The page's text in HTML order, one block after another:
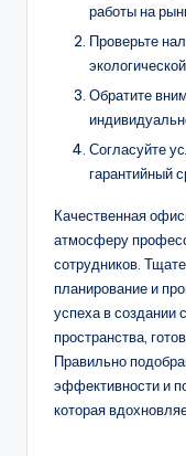
работы на
Проверьте
Обратите
Согласуйте
гарантийный
Качественная
атмосферу
сотрудников.
планирование и
успеха в создании
пространства,
Правильно
эффективности и
которая